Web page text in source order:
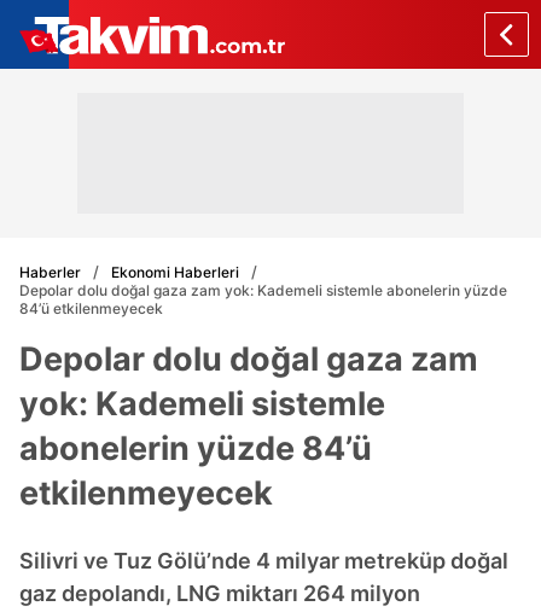
Haberler
Ekonomi Haberleri
Depolar dolu doğal gaza zam yok: Kademeli sistemle abonelerin yüzde
84’ü etkilenmeyecek
Depolar dolu doğal gaza zam
yok: Kademeli sistemle
abonelerin yüzde 84’ü
etkilenmeyecek
Silivri ve Tuz Gölü’nde 4 milyar metreküp doğal
gaz depolandı, LNG miktarı 264 milyon